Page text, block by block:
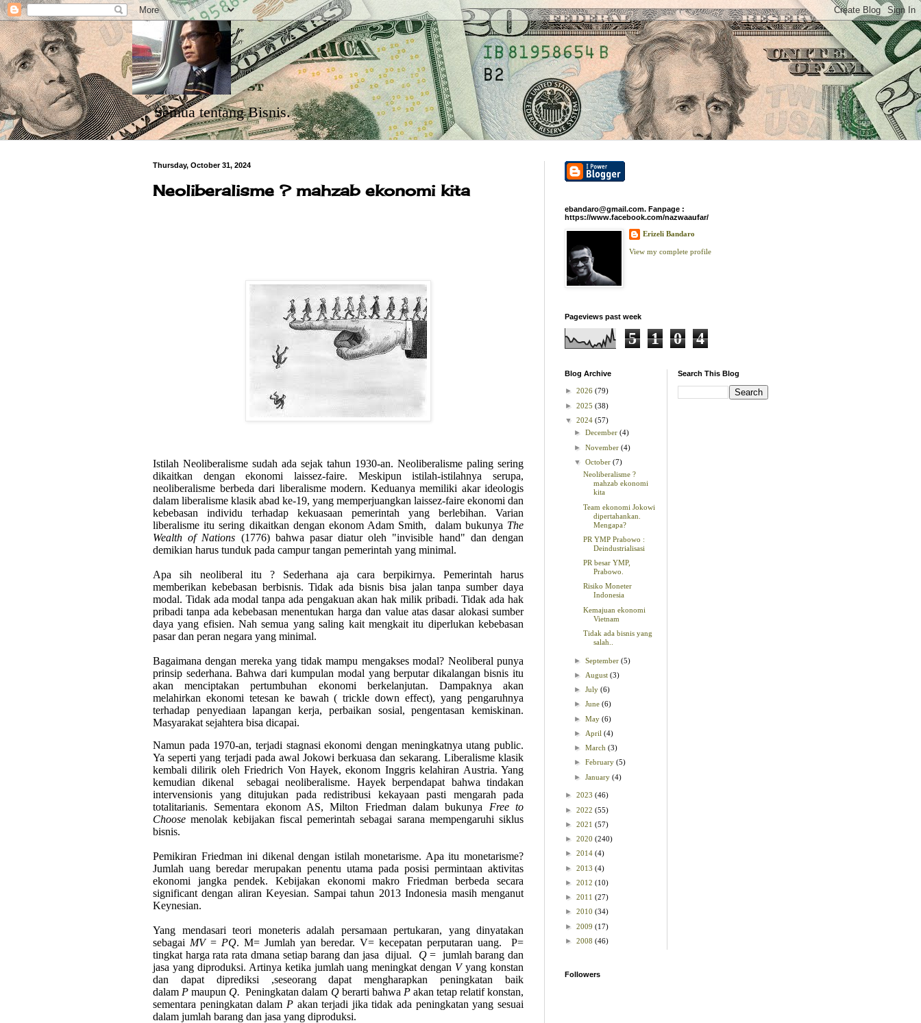
Semua tentang Bisnis.
Thursday, October 31, 2024
Neoliberalisme ? mahzab ekonomi kita
Istilah Neoliberalisme sudah ada sejak tahun 1930-an. Neoliberalisme paling sering
dikaitkan dengan ekonomi laissez-faire. Meskipun istilah-istilahnya serupa,
neoliberalisme berbeda dari liberalisme modern. Keduanya memiliki akar ideologis
dalam liberalisme klasik abad ke-19, yang memperjuangkan laissez-faire ekonomi dan
kebebasan individu terhadap kekuasaan pemerintah yang berlebihan. Varian
liberalisme itu sering dikaitkan dengan ekonom Adam Smith,
dalam bukunya The
Wealth of Nations (1776) bahwa pasar diatur oleh "invisible hand" dan dengan
demikian harus tunduk pada campur tangan pemerintah yang minimal.
Apa sih neoliberal itu ? Sederhana aja cara berpikirnya. Pemerintah harus
memberikan kebebasan berbisnis. Tidak ada bisnis bisa jalan tanpa sumber daya
modal. Tidak ada modal tanpa ada pengakuan akan hak milik pribadi. Tidak ada hak
pribadi tanpa ada kebebasan menentukan harga dan value atas dasar alokasi sumber
daya yang efisien. Nah semua yang saling kait mengkait itu diperlukan kebebasan
pasar dan peran negara yang minimal.
Bagaimana dengan mereka yang tidak mampu mengakses modal? Neoliberal punya
prinsip sederhana. Bahwa dari kumpulan modal yang berputar dikalangan bisnis itu
akan menciptakan pertumbuhan ekonomi berkelanjutan. Dampaknya akan
melahirkan ekonomi tetesan ke bawah ( trickle down effect), yang pengaruhnya
terhadap penyediaan lapangan kerja, perbaikan sosial, pengentasan kemiskinan.
Masyarakat sejahtera bisa dicapai.
Namun pada 1970-an, terjadi stagnasi ekonomi dengan meningkatnya utang public.
Ya seperti yang terjadi pada awal Jokowi berkuasa dan sekarang. Liberalisme klasik
kembali dilirik oleh Friedrich Von Hayek, ekonom Inggris kelahiran Austria. Yang
kemudian dikenal
sebagai neoliberalisme. Hayek berpendapat bahwa tindakan
intervensionis yang ditujukan pada redistribusi kekayaan pasti mengarah pada
totalitarianis. Sementara ekonom AS, Milton Friedman dalam bukunya Free to
Choose menolak kebijakan fiscal pemerintah sebagai sarana mempengaruhi siklus
bisnis.
Pemikiran Friedman ini dikenal dengan istilah monetarisme. Apa itu monetarisme?
Jumlah uang beredar merupakan penentu utama pada posisi permintaan aktivitas
ekonomi jangka pendek. Kebijakan ekonomi makro Friedman berbeda secara
significant dengan aliran Keyesian. Sampai tahun 2013 Indonesia masih menganut
Keynesian.
Yang mendasari teori moneteris adalah persamaan pertukaran, yang dinyatakan
sebagai MV= PQ. M= Jumlah yan beredar. V= kecepatan perputaran uang.
P=
tingkat harga rata rata dmana setiap barang dan jasa dijual. Q= jumlah barang dan
jasa yang diproduksi. Artinya ketika jumlah uang meningkat dengan Vyang konstan
dan dapat diprediksi ,seseorang dapat mengharapkan peningkatan baik
dalam P maupun Q. Peningkatan dalam Qberarti bahwa Pakan tetap relatif konstan,
sementara peningkatan dalam Pakan terjadi jika tidak ada peningkatan yang sesuai
dalam jumlah barang dan jasa yang diproduksi.
ebandaro@gmail.com. Fanpage :
https://www.facebook.com/nazwaaufar/
Erizeli Bandaro
View my complete profile
Pageviews past week
5 1 0 4
Blog Archive
► 2026 (79)
► 2025 (38)
▼ 2024 (57)
►December(4)
►November(4)
▼October(7)
Neoliberalisme ?
mahzab ekonomi
kita
Team ekonomi Jokowi
dipertahankan.
Mengapa?
PR YMP Prabowo :
Deindustrialisasi
PR besar YMP,
Prabowo.
Risiko Moneter
Indonesia
Kemajuan ekonomi
Vietnam
Tidak ada bisnis yang
salah..
►September(5)
► August(3)
►July(6)
►June(6)
►May(6)
► April(4)
►March(3)
►February(5)
►January(4)
► 2023 (46)
► 2022 (55)
► 2021 (57)
► 2020 (240)
► 2014 (4)
► 2013 (4)
► 2012 (10)
► 2011 (27)
► 2010 (34)
► 2009 (17)
► 2008 (46)
Search This Blog
Followers